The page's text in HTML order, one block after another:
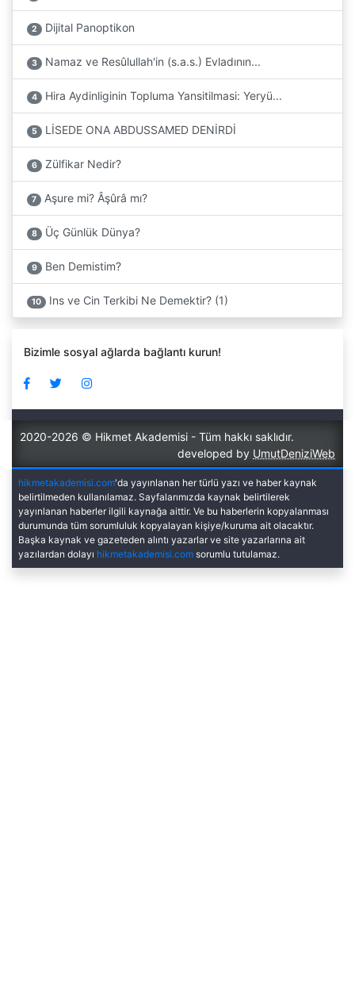
2 Dijital Panoptikon
3 Namaz ve Resûlullah'in (s.a.s.) Evladının...
4 Hira Aydinliginin Topluma Yansitilmasi: Yeryü...
5 LİSEDE ONA ABDUSSAMED DENİRDİ
6 Zülfikar Nedir?
7 Aşure mi? Âşûrâ mı?
8 Üç Günlük Dünya?
9 Ben Demistim?
10 Ins ve Cin Terkibi Ne Demektir? (1)
Bizimle sosyal ağlarda bağlantı kurun!
2020-2026 © Hikmet Akademisi - Tüm hakkı saklıdır.
developed by UmutDeniziWeb
hikmetakademisi.com'da yayınlanan her türlü yazı ve haber kaynak
belirtilmeden kullanılamaz. Sayfalarımızda kaynak belirtilerek
yayınlanan haberler ilgili kaynağa aittir. Ve bu haberlerin kopyalanması
durumunda tüm sorumluluk kopyalayan kişiye/kuruma ait olacaktır.
Başka kaynak ve gazeteden alıntı yazarlar ve site yazarlarına ait
yazılardan dolayı hikmetakademisi.com sorumlu tutulamaz.